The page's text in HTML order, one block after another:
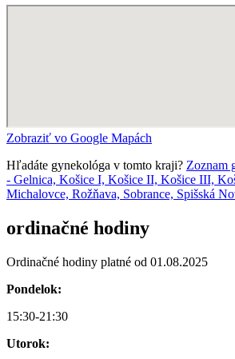
Zobraziť vo Google Mapách
Hľadáte gynekológa v tomto kraji? Zoznam
- Gelnica, Košice I, Košice II, Košice III,
Michalovce, Rožňava, Sobrance, Spišská
ordinačné hodiny
Ordinačné hodiny platné od 01.08.2025
Pondelok:
15:30-21:30
Utorok: